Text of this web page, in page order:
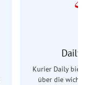
Daily
Kurier Daily
über die